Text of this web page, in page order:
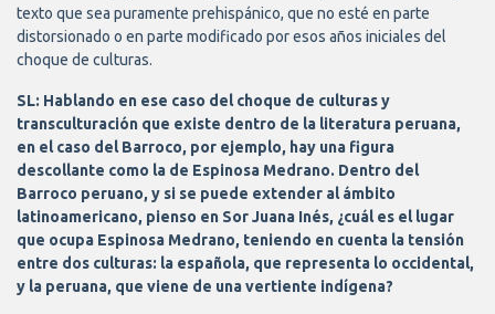
texto que sea puramente prehispánico, que no esté en parte
distorsionado o en parte modificado por esos años iniciales del
choque de culturas.
SL: Hablando en ese caso del choque de culturas y
transculturación que existe dentro de la literatura peruana,
en el caso del Barroco, por ejemplo, hay una figura
descollante como la de Espinosa Medrano. Dentro del
Barroco peruano, y si se puede extender al ámbito
latinoamericano, pienso en Sor Juana Inés, ¿cuál es el lugar
que ocupa Espinosa Medrano, teniendo en cuenta la tensión
entre dos culturas: la española, que representa lo occidental,
y la peruana, que viene de una vertiente indígena?